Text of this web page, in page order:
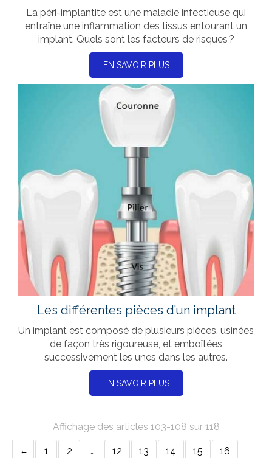
La péri-implantite est une maladie infectieuse qui
entraîne une inflammation des tissus entourant un
implant. Quels sont les facteurs de risques ?
EN SAVOIR PLUS
Les différentes pièces d’un implant
Un implant est composé de plusieurs pièces, usinées
de façon très rigoureuse, et emboîtées
successivement les unes dans les autres.
EN SAVOIR PLUS
Affichage des articles 103-108 sur 118
1 2 … 12 13 14 15
16